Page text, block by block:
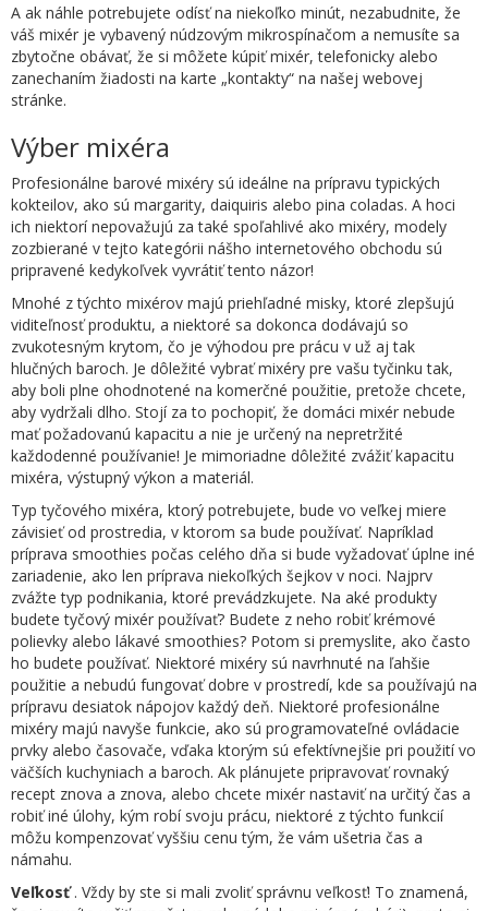
A ak náhle potrebujete odísť na niekoľko minút, nezabudnite, že
váš mixér je vybavený núdzovým mikrospínačom a nemusíte sa
zbytočne obávať, že si môžete kúpiť mixér, telefonicky alebo
zanechaním žiadosti na karte „kontakty“ na našej webovej
stránke.
Výber mixéra
Profesionálne barové mixéry sú ideálne na prípravu typických
kokteilov, ako sú margarity, daiquiris alebo pina coladas. A hoci
ich niektorí nepovažujú za také spoľahlivé ako mixéry, modely
zozbierané v tejto kategórii nášho internetového obchodu sú
pripravené kedykoľvek vyvrátiť tento názor!
Mnohé z týchto mixérov majú priehľadné misky, ktoré zlepšujú
viditeľnosť produktu, a niektoré sa dokonca dodávajú so
zvukotesným krytom, čo je výhodou pre prácu v už aj tak
hlučných baroch. Je dôležité vybrať mixéry pre vašu tyčinku tak,
aby boli plne ohodnotené na komerčné použitie, pretože chcete,
aby vydržali dlho. Stojí za to pochopiť, že domáci mixér nebude
mať požadovanú kapacitu a nie je určený na nepretržité
každodenné používanie! Je mimoriadne dôležité zvážiť kapacitu
mixéra, výstupný výkon a materiál.
Typ tyčového mixéra, ktorý potrebujete, bude vo veľkej miere
závisieť od prostredia, v ktorom sa bude používať. Napríklad
príprava smoothies počas celého dňa si bude vyžadovať úplne iné
zariadenie, ako len príprava niekoľkých šejkov v noci. Najprv
zvážte typ podnikania, ktoré prevádzkujete. Na aké produkty
budete tyčový mixér používať? Budete z neho robiť krémové
polievky alebo lákavé smoothies? Potom si premyslite, ako často
ho budete používať. Niektoré mixéry sú navrhnuté na ľahšie
použitie a nebudú fungovať dobre v prostredí, kde sa používajú na
prípravu desiatok nápojov každý deň. Niektoré profesionálne
mixéry majú navyše funkcie, ako sú programovateľné ovládacie
prvky alebo časovače, vďaka ktorým sú efektívnejšie pri použití vo
väčších kuchyniach a baroch. Ak plánujete pripravovať rovnaký
recept znova a znova, alebo chcete mixér nastaviť na určitý čas a
robiť iné úlohy, kým robí svoju prácu, niektoré z týchto funkcií
môžu kompenzovať vyššiu cenu tým, že vám ušetria čas a
námahu.
Veľkosť. Vždy by ste si mali zvoliť správnu veľkosť! To znamená,